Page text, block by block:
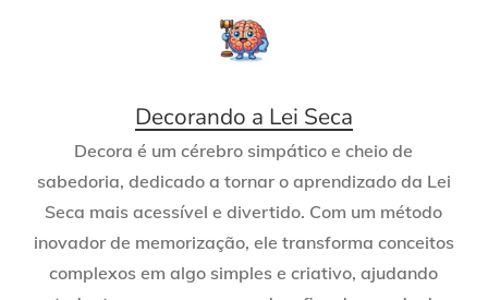
Decorando a Lei Seca
Decora é um cérebro simpático e cheio de
sabedoria, dedicado a tornar o aprendizado da Lei
Seca mais acessível e divertido. Com um método
inovador de memorização, ele transforma conceitos
complexos em algo simples e criativo, ajudando